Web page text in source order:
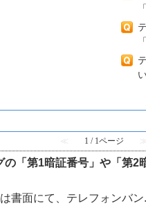
≪ 1 / 1ページ
の「第1暗証番号」や「第2
書面にて、テレフォンバン